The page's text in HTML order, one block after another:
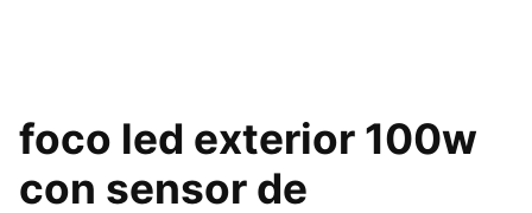
foco led exterior 100w
con sensor de